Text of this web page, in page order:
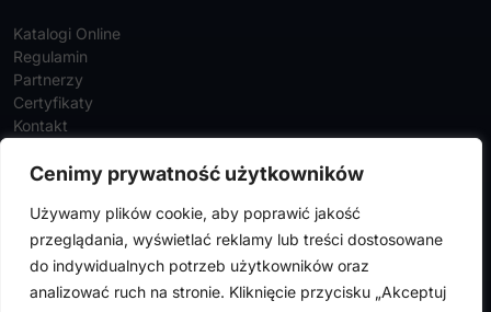
Cenimy prywatność użytkowników
Używamy plików cookie, aby poprawić jakość
przeglądania, wyświetlać reklamy lub treści dostosowane
do indywidualnych potrzeb użytkowników oraz
analizować ruch na stronie. Kliknięcie przycisku „Akceptuj
Katalogi Online
Regulamin
Partnerzy
Certyfikaty
Kontakt
Zamówienia
Adresy